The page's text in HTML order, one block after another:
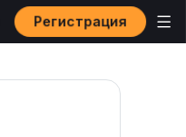
Регистрация